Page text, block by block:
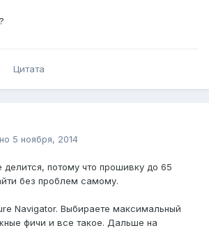
Цитата
5 ноября, 2014
потому что прошивку до 65
без проблем самому.
Navigator. Выбираете максимальный
фичи и все такое. Дальше на